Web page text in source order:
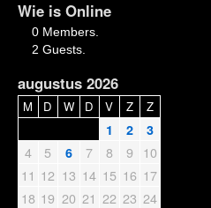
Wie is Online
0 Members.
2 Guests.
augustus 2026
M D W D V Z Z
1 2 3
4 5 6 7 8 9
10
11 12 13 14 15 16 17
18 19 20 21 22 23 24